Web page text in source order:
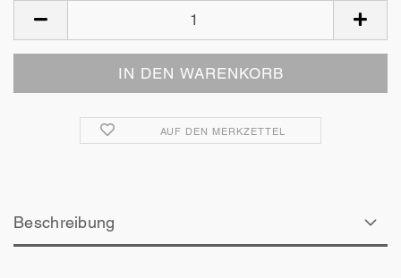
AUF DEN MERKZETTEL
Beschreibung